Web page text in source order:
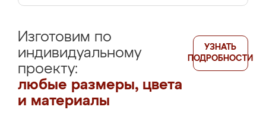
Изготовим по
индивидуальному
проекту:
любые размеры, цвета
и материалы
УЗНАТЬ
ПОДРОБНОСТИ